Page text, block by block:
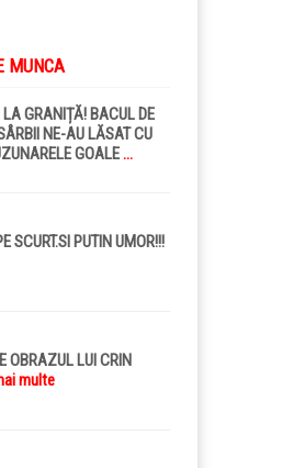
MUNCA
GRANIȚĂ! BACUL DE
NE-AU LĂSAT CU
GOALE...
SCURT.SI PUTIN UMOR!!!
OBRAZUL LUI CRIN
multe